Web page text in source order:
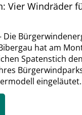
Vier Windräder
Die
hat am
Spatenstich den
eingeläutet.